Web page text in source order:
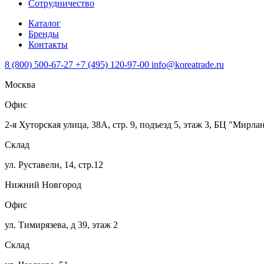
Сотрудничество
Каталог
Бренды
Контакты
8 (800) 500-67-27 +7 (495) 120-97-00 info@koreatrade.ru
Москва
Офис
2-я Хуторская улица, 38А, стр. 9, подъезд 5, этаж 3, БЦ
Склад
ул. Руставели, 14, стр.12
Нижний Новгород
Офис
ул. Тимирязева, д 39, этаж 2
Склад